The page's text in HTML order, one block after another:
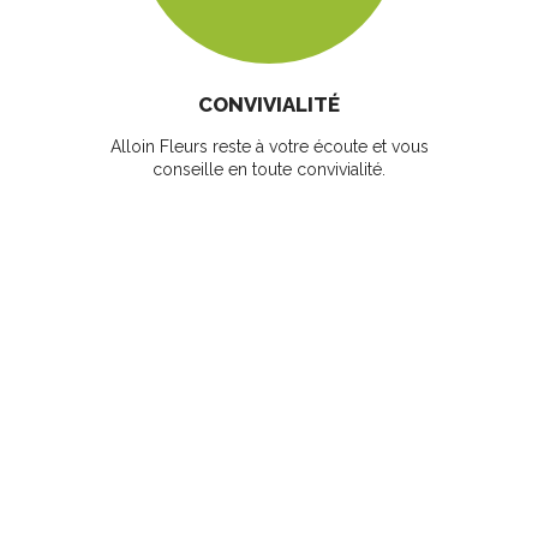
CONVIVIALITÉ
Alloin Fleurs reste à votre écoute et vous
conseille en toute convivialité.